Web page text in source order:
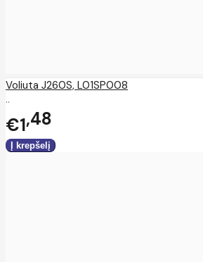
Voliuta J260S, L01SP008
..
€1 48